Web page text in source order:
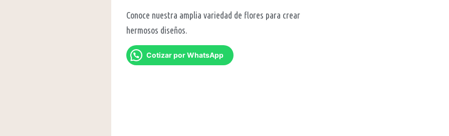
Conoce nuestra amplia variedad de flores para crear
hermosos diseños.
Cotizar por WhatsApp